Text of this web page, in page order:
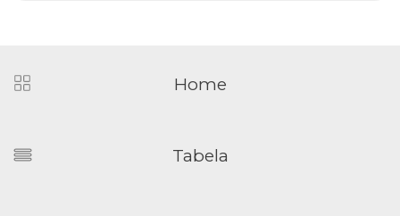
Home
Tabela